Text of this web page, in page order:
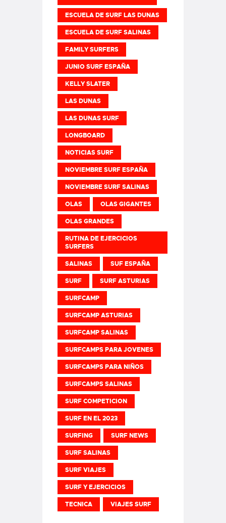
ESCUELA DE SURF LAS DUNAS
ESCUELA DE SURF SALINAS
FAMILY SURFERS
JUNIO SURF ESPAÑA
KELLY SLATER
LAS DUNAS
LAS DUNAS SURF
LONGBOARD
NOTICIAS SURF
NOVIEMBRE SURF ESPAÑA
NOVIEMBRE SURF SALINAS
OLAS OLAS GIGANTES
OLAS GRANDES
RUTINA DE EJERCICIOS
SURFERS
SALINAS SUF ESPAÑA
SURF SURF ASTURIAS
SURFCAMP
SURFCAMP ASTURIAS
SURFCAMP SALINAS
SURFCAMPS PARA JOVENES
SURFCAMPS PARA NIÑOS
SURFCAMPS SALINAS
SURF COMPETICION
SURF EN EL 2023
SURFING SURF NEWS
SURF SALINAS
SURF VIAJES
SURF Y EJERCICIOS
TECNICA VIAJES SURF